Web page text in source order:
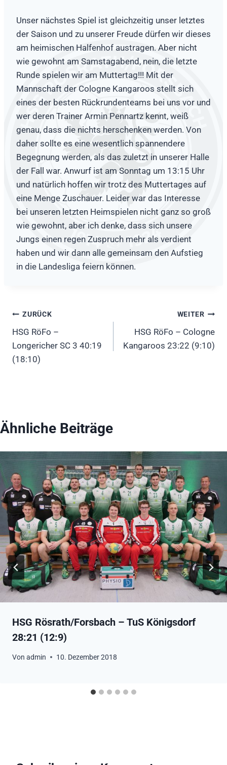
Unser nächstes Spiel ist gleichzeitig unser letztes
der Saison und zu unserer Freude dürfen wir dieses
am heimischen Halfenhof austragen. Aber nicht
wie gewohnt am Samstagabend, nein, die letzte
Runde spielen wir am Muttertag!!! Mit der
Mannschaft der Cologne Kangaroos stellt sich
eines der besten Rückrundenteams bei uns vor und
wer deren Trainer Armin Pennartz kennt, weiß
genau, dass die nichts herschenken werden. Von
daher sollte es eine wesentlich spannendere
Begegnung werden, als das zuletzt in unserer Halle
der Fall war. Anwurf ist am Sonntag um 13:15 Uhr
und natürlich hoffen wir trotz des Muttertages auf
eine Menge Zuschauer. Leider war das Interesse
bei unseren letzten Heimspielen nicht ganz so groß
wie gewohnt, aber ich denke, dass sich unsere
Jungs einen regen Zuspruch mehr als verdient
haben und wir dann alle gemeinsam den Aufstieg
in die Landesliga feiern können.
Beitragsnavigation
ZURÜCK
HSG RöFo –
Longericher SC 3 40:19
(18:10)
WEITER
HSG RöFo – Cologne
Kangaroos 23:22 (9:10)
Ähnliche Beiträge
HSG Rösrath/Forsbach – TuS Königsdorf
28:21 (12:9)
Von admin 10. Dezember 2018